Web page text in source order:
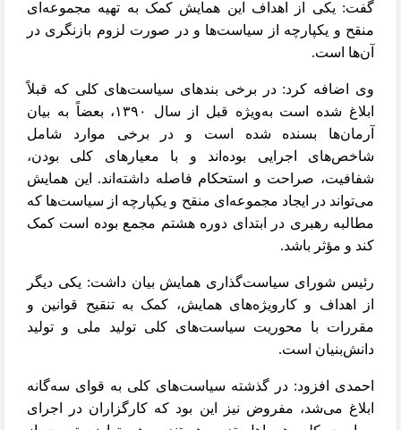
گفت: یکی از اهداف این همایش کمک به تهیه مجموعه‌ای
منقح و یکپارچه از سیاست‌ها و در صورت لزوم بازنگری در
آن‌ها است.
وی اضافه کرد: در برخی بندهای سیاست‌های کلی که قبلاً
ابلاغ شده است به‌ویژه قبل از سال ۱۳۹۰، بعضاً به بیان
آرمان‌ها بسنده شده است و در برخی موارد شامل
شاخص‌های اجرایی بوده‌اند و با معیارهای کلی بودن،
شفافیت، صراحت و استحکام فاصله داشته‌اند. این همایش
می‌تواند در ایجاد مجموعه‌ای منقح و یکپارچه از سیاست‌ها که
مطالبه رهبری در ابتدای دوره هشتم مجمع بوده است کمک
کند و مؤثر باشد.
رئیس شورای سیاست‌گذاری همایش بیان داشت: یکی دیگر
از اهداف و کارویژه‌های همایش، کمک به تنقیح قوانین و
مقررات با محوریت سیاست‌های کلی تولید ملی و تولید
دانش‌بنیان است.
احمدی افزود: در گذشته سیاست‌های کلی به قوای سه‌گانه
ابلاغ می‌شد، مفروض نیز این بود که کارگزاران در اجرای